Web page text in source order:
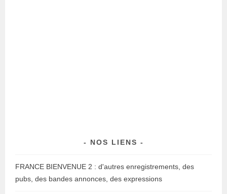
NOS LIENS
FRANCE BIENVENUE 2 : d'autres enregistrements, des
pubs, des bandes annonces, des expressions